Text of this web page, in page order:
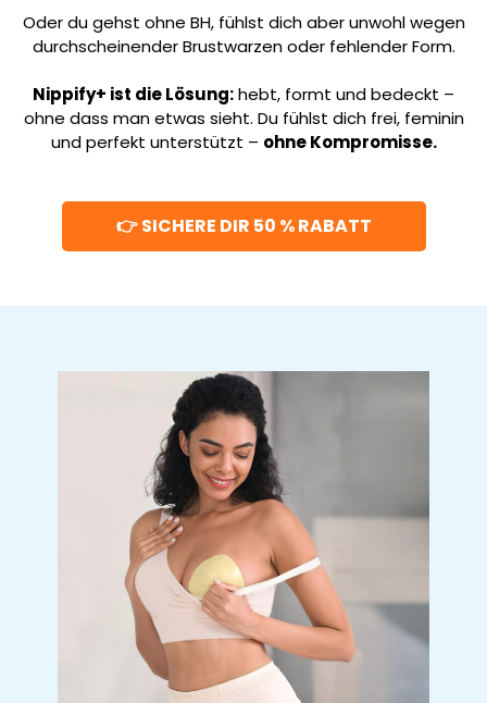
Oder du gehst ohne BH, fühlst dich aber unwohl wegen
durchscheinender Brustwarzen oder fehlender Form.
Nippify+ ist die Lösung:hebt, formt und bedeckt –
ohne dass man etwas sieht. Du fühlst dich frei, feminin
und perfekt unterstützt – ohne Kompromisse.
👉 SICHERE DIR 50 % RABATT